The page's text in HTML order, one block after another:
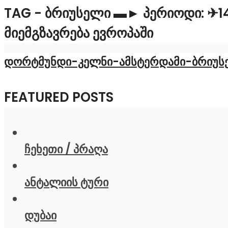
TAG - ᲑᲠᲘᲣᲡᲔᲚᲘ ▬► ᲞᲔᲠᲘᲝᲓᲘ:
ᲛᲘᲔᲛᲒᲖᲐᲕᲠᲔᲑᲐ ᲔᲕᲠᲝᲞᲐᲨᲘ
დორტმუნდი-კელნი-ამსტერდამი-
FEATURED POSTS
ჩეხეთი / პრაღა
ანტალიის ტური
დუბაი